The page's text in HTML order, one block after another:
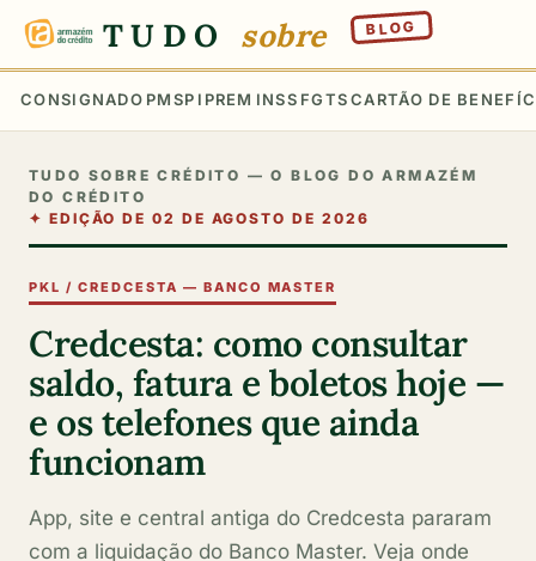
TUDO sobre BLOG
CONSIGNADO PMSP IPREM INSS FGTSCARTÃO DE
TUDO SOBRE CRÉDITO — O BLOG DO ARMAZÉM
DO CRÉDITO
✦ EDIÇÃO DE 02 DE AGOSTO DE 2026
PKL / CREDCESTA — BANCO MASTER
Credcesta: como consultar
saldo, fatura e boletos hoje —
e os telefones que ainda
funcionam
App, site e central antiga do Credcesta pararam
com a liquidação do Banco Master. Veja onde